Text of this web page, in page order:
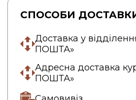
СПОСОБИ
Доставка у
ПОШТА»
Адресна доставка
ПОШТА»